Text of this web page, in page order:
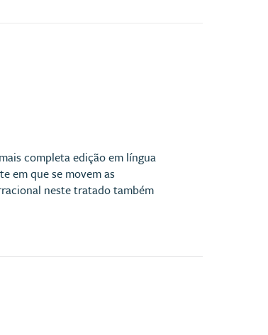
completa edição em língua
em que se movem as
neste tratado também